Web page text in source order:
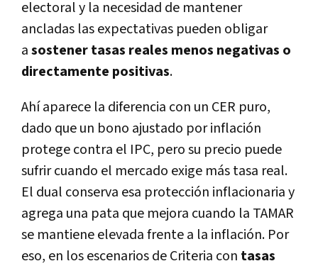
electoral y la necesidad de mantener
ancladas las expectativas pueden obligar
asostener tasas reales menos negativas o
directamente positivas.
Ahí aparece la diferencia con un CER puro,
dado que un bono ajustado por inflación
protege contra el IPC, pero su precio puede
sufrir cuando el mercado exige más tasa real.
El dual conserva esa protección inflacionaria y
agrega una pata que mejora cuando la TAMAR
se mantiene elevada frente a la inflación. Por
eso, en los escenarios de Criteria con tasas